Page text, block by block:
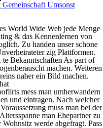
Umsonst
World Wide Web jede Menge
& das Kennenlernen von
Zu handen unser schone
zig Plattformen.
Bekanntschaften As part of
machen. Weiteren
naher ein Bild machen.
mess man umherwandern
und eintragen. Nach welcher
muss man bei der
man Ehepartner zu
werde abgefragt. Pass